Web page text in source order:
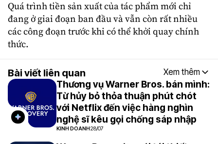
Quá trình tiền sản xuất của tác phẩm mới chỉ
đang ở giai đoạn ban đầu và vẫn còn rất nhiều
các công đoạn trước khi có thể khởi quay chính
thức.
Bài viết liên quan Xem thêm
Thương vụ Warner Bros. bán mình:
Từ hủy bỏ thỏa thuận phút chót
với Netflix đến việc hàng nghìn
nghệ sĩ kêu gọi chống sáp nhập
KINH DOANH28/07